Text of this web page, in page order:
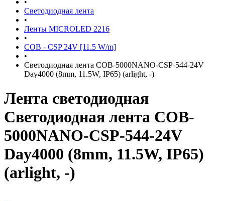
•
Светодиодная лента
•
Ленты MICROLED 2216
•
COB - CSP 24V [11.5 W/m]
•
Светодиодная лента COB-5000NANO-CSP-544-24V
Day4000 (8mm, 11.5W, IP65) (arlight, -)
Лента светодиодная
Светодиодная лента COB-
5000NANO-CSP-544-24V
Day4000 (8mm, 11.5W, IP65)
(arlight, -)